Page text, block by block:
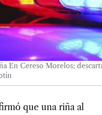
En Cereso Morelos;
que una riña al